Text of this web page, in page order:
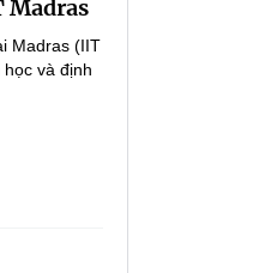
Madras
Madras (IIT
và định